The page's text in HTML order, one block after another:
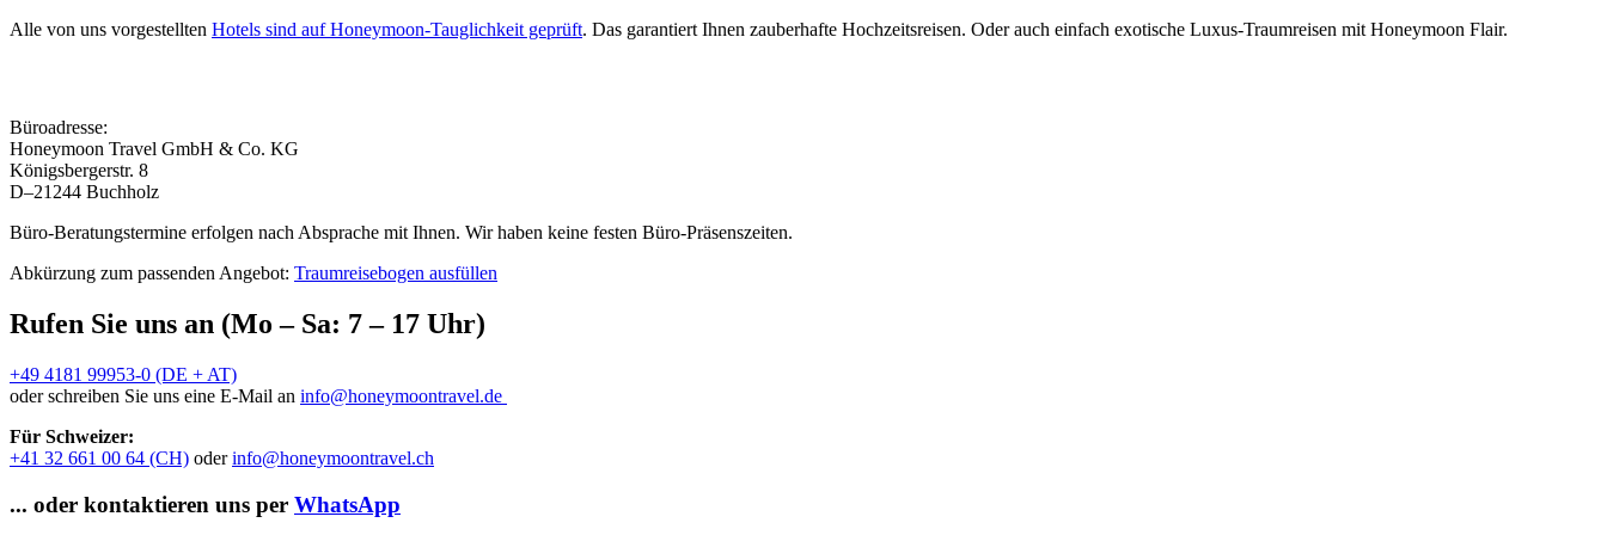
Alle von uns vorgestellten Hotels sind auf Honeymoon-Tauglichkeit geprüft. Das garantiert Ihnen zauberhafte Hochzeitsreisen. Oder auch einfach exotische Luxus-Traumreisen mit Honeymoon Flair.
Büroadresse:
Honeymoon Travel GmbH & Co. KG
Königsbergerstr. 8
D–21244 Buchholz
Büro-Beratungstermine erfolgen nach Absprache mit Ihnen. Wir haben keine festen Büro-Präsenszeiten.
Abkürzung zum passenden Angebot: Traumreisebogen ausfüllen
Rufen Sie uns an (Mo – Sa: 7 – 17 Uhr)
+49 4181 99953-0 (DE + AT)
oder schreiben Sie uns eine E-Mail an info@honeymoontravel.de
Für Schweizer:
+41 32 661 00 64 (CH) oderinfo@honeymoontravel.ch
... oder kontaktieren uns per WhatsApp